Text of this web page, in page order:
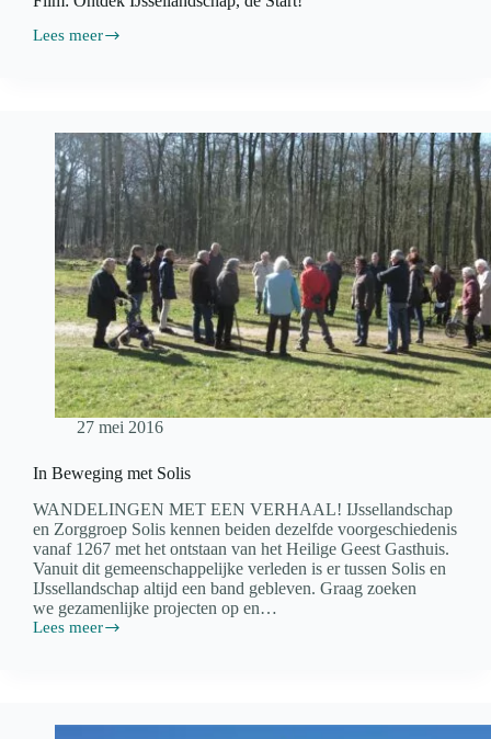
Lees meer
Film:
27 mei 2016
In Beweging met Solis
WANDELINGEN MET EEN VERHAAL! IJssellandschap
en Zorggroep Solis kennen beiden dezelfde voorgeschiedenis
vanaf 1267 met het ontstaan van het Heilige Geest Gasthuis.
Vanuit dit gemeenschappelijke verleden is er tussen Solis en
IJssellandschap altijd een band gebleven. Graag zoeken
we gezamenlijke projecten op en…
Lees meer
In